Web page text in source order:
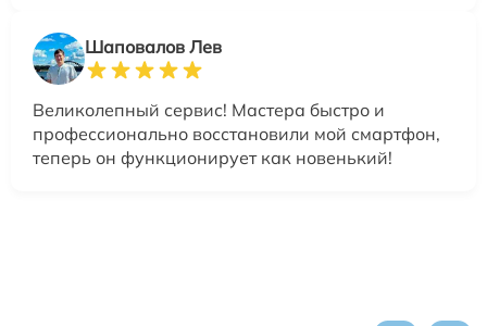
Шаповалов Лев
Великолепный сервис! Мастера быстро и
профессионально восстановили мой смартфон,
теперь он функционирует как новенький!